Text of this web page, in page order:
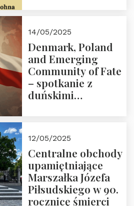
14/05/2025
Denmark, Poland
and Emerging
Community of Fate
– spotkanie z
duńskimi
12/05/2025
Centralne obchody
upamiętniające
Marszałka Józefa
Piłsudskiego w 90.
rocznicę śmierci